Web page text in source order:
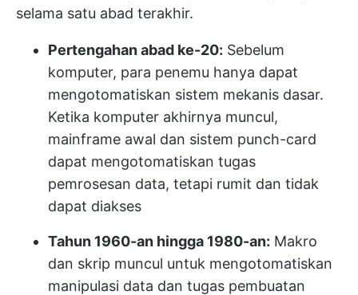
selama satu abad terakhir.
Pertengahan abad ke-20: Sebelum
komputer, para penemu hanya dapat
mengotomatiskan sistem mekanis dasar.
Ketika komputer akhirnya muncul,
mainframe awal dan sistem punch-card
dapat mengotomatiskan tugas
pemrosesan data, tetapi rumit dan tidak
dapat diakses
Tahun 1960-an hingga 1980-an: Makro
dan skrip muncul untuk mengotomatiskan
manipulasi data dan tugas pembuatan